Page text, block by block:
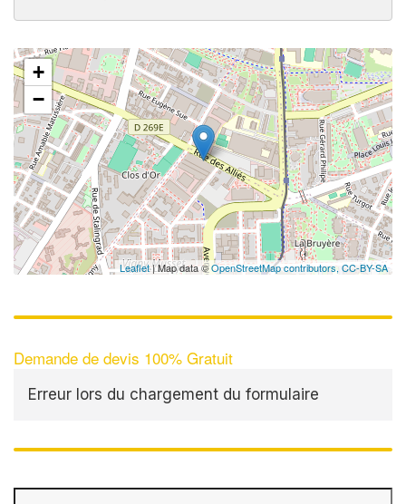
+
−
Leaflet| Map data ©OpenStreetMap contributors,CC-BY-SA
Demande de devis 100% Gratuit
Erreur lors du chargement du formulaire